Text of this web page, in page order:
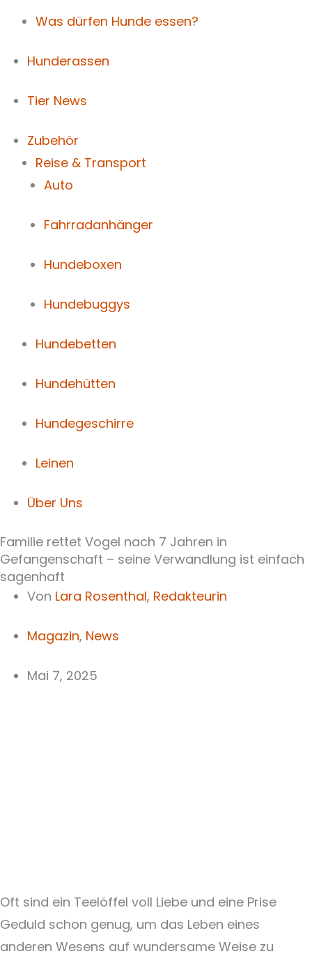
Was dürfen Hunde essen?
Hunderassen
Tier News
Zubehör
Reise & Transport
Auto
Fahrradanhänger
Hundeboxen
Hundebuggys
Hundebetten
Hundehütten
Hundegeschirre
Leinen
Über Uns
Familie rettet Vogel nach 7 Jahren in
Gefangenschaft – seine Verwandlung ist einfach
sagenhaft
Von Lara Rosenthal, Redakteurin
Magazin, News
Mai 7, 2025
Oft sind ein Teelöffel voll Liebe und eine Prise
Geduld schon genug, um das Leben eines
anderen Wesens auf wundersame Weise zu